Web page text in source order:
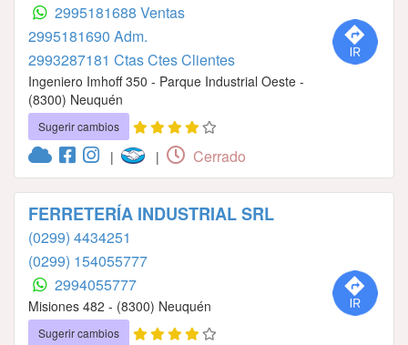
2995181688 Ventas
2995181690 Adm.
2993287181 Ctas Ctes Clientes
Ingeniero Imhoff 350 - Parque Industrial Oeste -
(8300) Neuquén
Sugerir cambios
| | Cerrado
FERRETERÍA INDUSTRIAL SRL
(0299) 4434251
(0299) 154055777
2994055777
Misiones 482 - (8300) Neuquén
Sugerir cambios